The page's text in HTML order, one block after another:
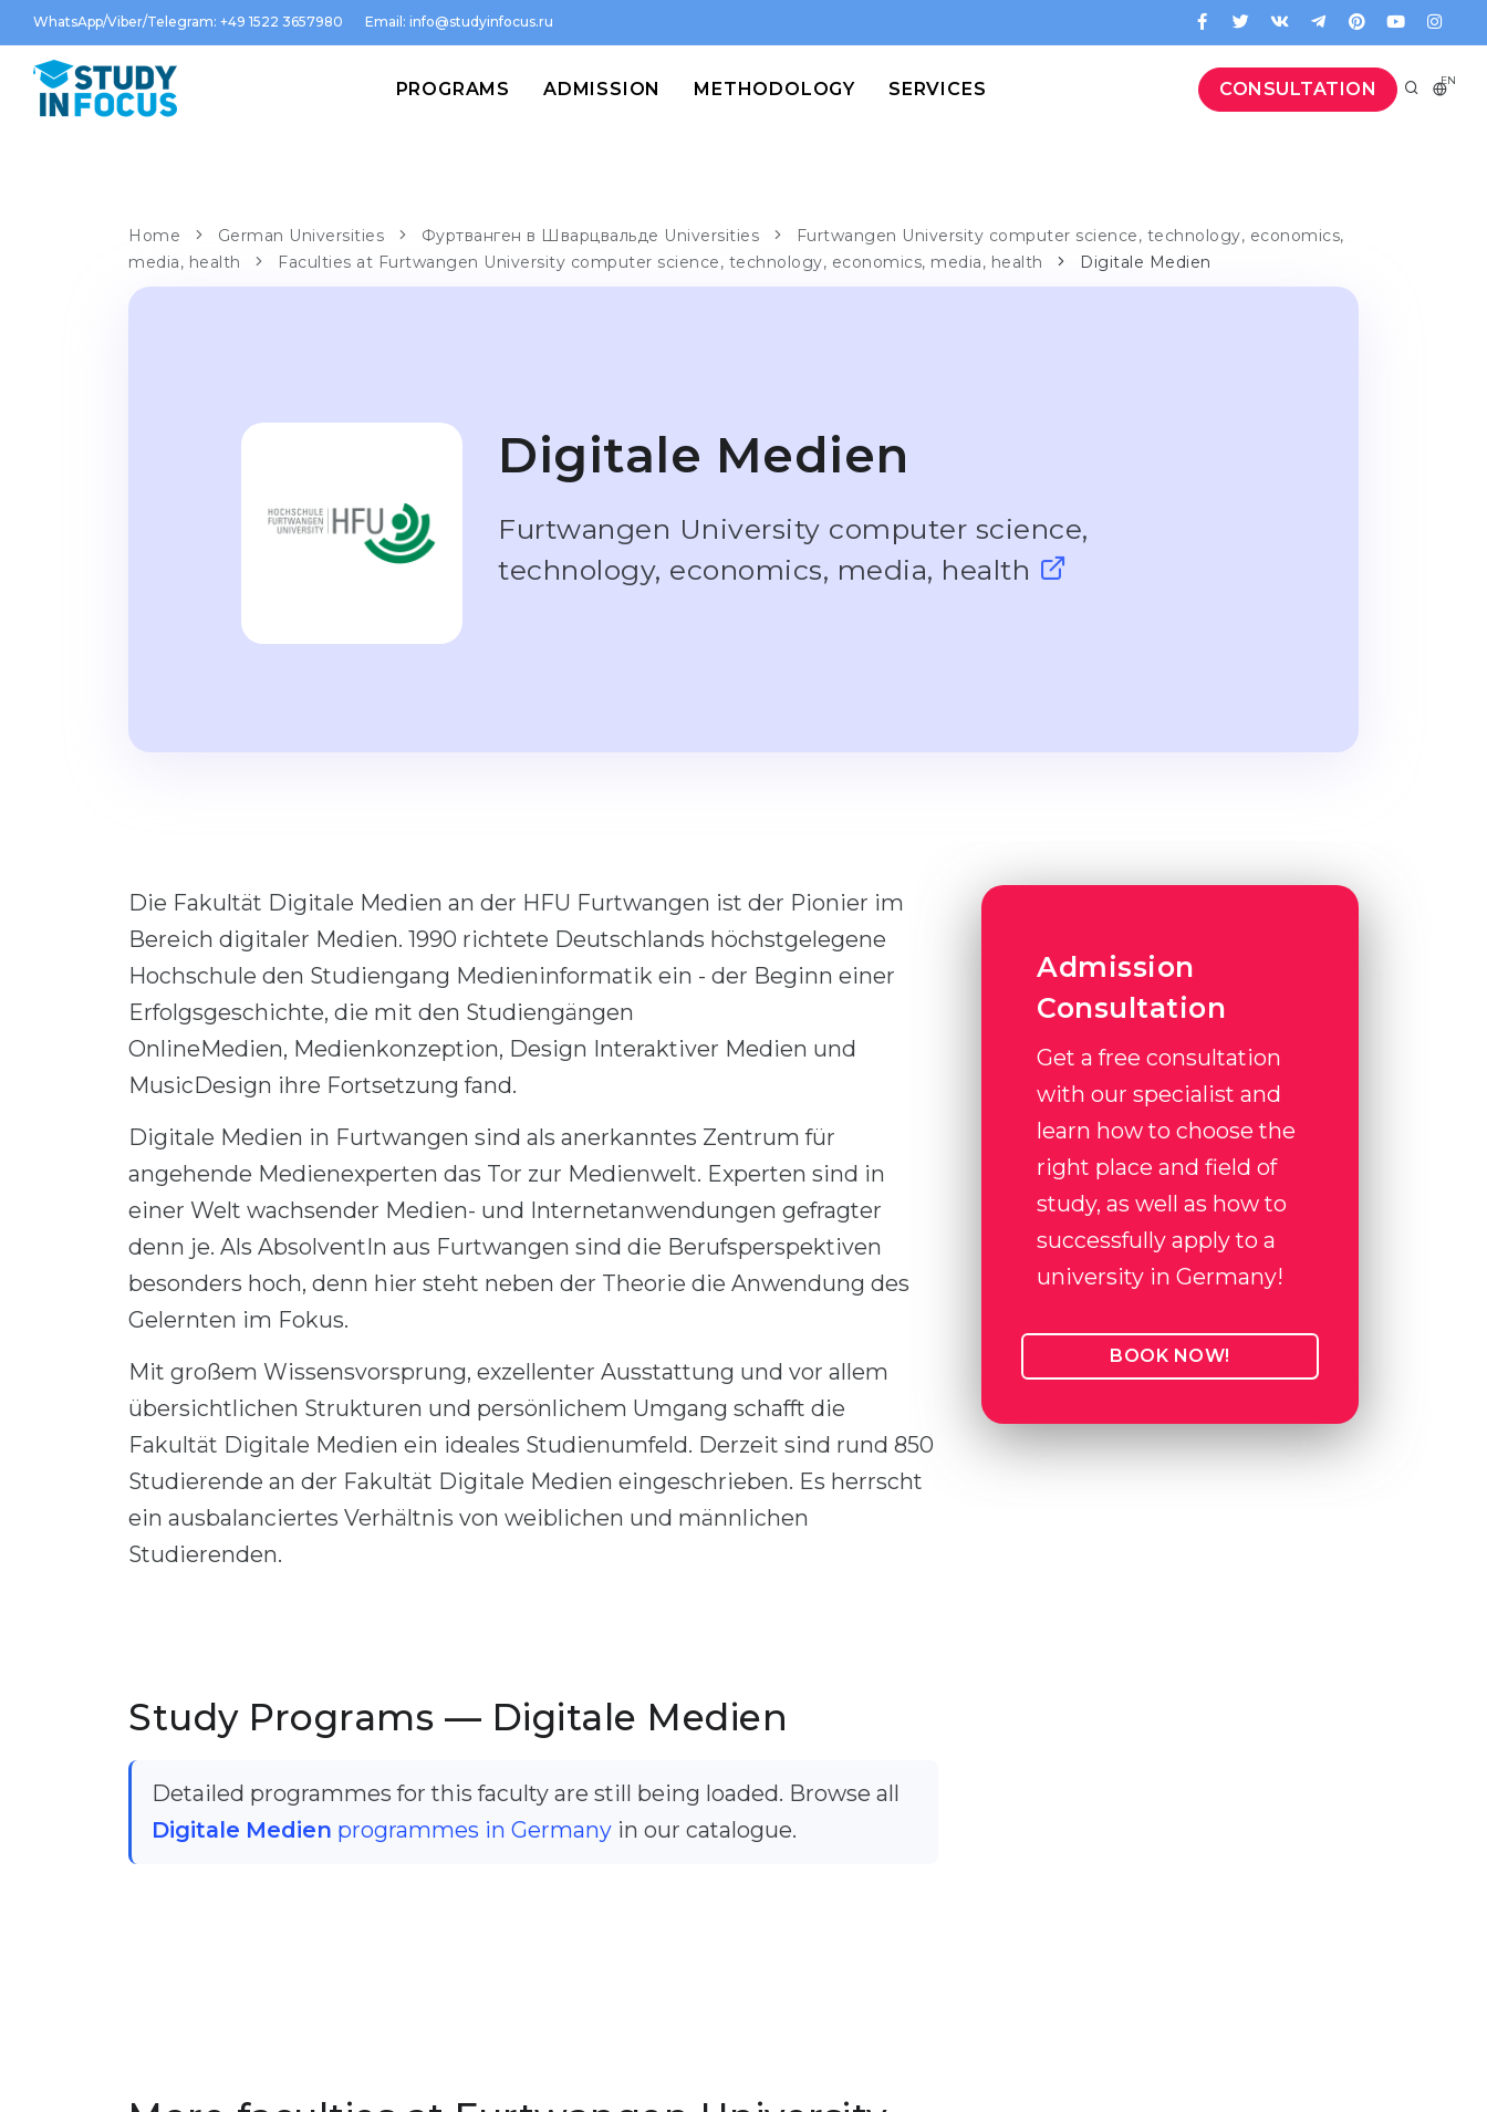
WhatsApp/Viber/Telegram: +49 1522 3657980 Email: info@studyinfocus.ru
CONSULTATION EN
PROGRAMS ADMISSION METHODOLOGY SERVICES
Home German Universities Фуртванген в Шварцвальде Universities
Furtwangen University computer science, technology, economics,
media, health
Faculties at Furtwangen University computer science, technology, economics, media, health Digitale Medien
Digitale Medien
Furtwangen University computer science,
technology, economics, media, health
Die Fakultät Digitale Medien an der HFU Furtwangen ist der Pionier im
Bereich digitaler Medien. 1990 richtete Deutschlands höchstgelegene
Hochschule den Studiengang Medieninformatik ein - der Beginn einer
Erfolgsgeschichte, die mit den Studiengängen
OnlineMedien, Medienkonzeption, Design Interaktiver Medien und
MusicDesign ihre Fortsetzung fand.
Digitale Medien in Furtwangen sind als anerkanntes Zentrum für
angehende Medienexperten das Tor zur Medienwelt. Experten sind in
einer Welt wachsender Medien- und Internetanwendungen gefragter
denn je. Als AbsolventIn aus Furtwangen sind die Berufsperspektiven
besonders hoch, denn hier steht neben der Theorie die Anwendung des
Gelernten im Fokus.
Mit großem Wissensvorsprung, exzellenter Ausstattung und vor allem
übersichtlichen Strukturen und persönlichem Umgang schafft die
Fakultät Digitale Medien ein ideales Studienumfeld. Derzeit sind rund 850
Studierende an der Fakultät Digitale Medien eingeschrieben. Es herrscht
ein ausbalanciertes Verhältnis von weiblichen und männlichen
Studierenden.
Study Programs — Digitale Medien
Detailed programmes for this faculty are still being loaded. Browse all
Digitale Medien programmes in Germany in our catalogue.
Admission
Consultation
Get a free consultation
with our specialist and
learn how to choose the
right place and field of
study, as well as how to
successfully apply to a
university in Germany!
BOOK NOW!